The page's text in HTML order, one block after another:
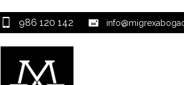
986 120 142